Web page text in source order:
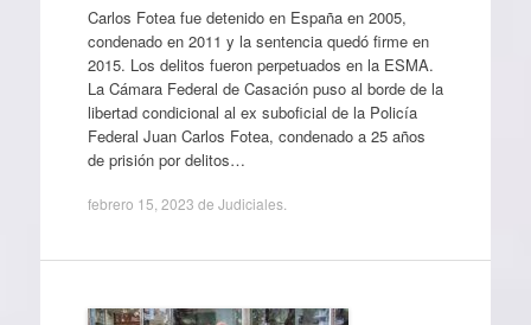
Carlos Fotea fue detenido en España en 2005,
condenado en 2011 y la sentencia quedó firme en
2015. Los delitos fueron perpetuados en la ESMA.
La Cámara Federal de Casación puso al borde de la
libertad condicional al ex suboficial de la Policía
Federal Juan Carlos Fotea, condenado a 25 años
de prisión por delitos…
febrero 15, 2023 de Judiciales.